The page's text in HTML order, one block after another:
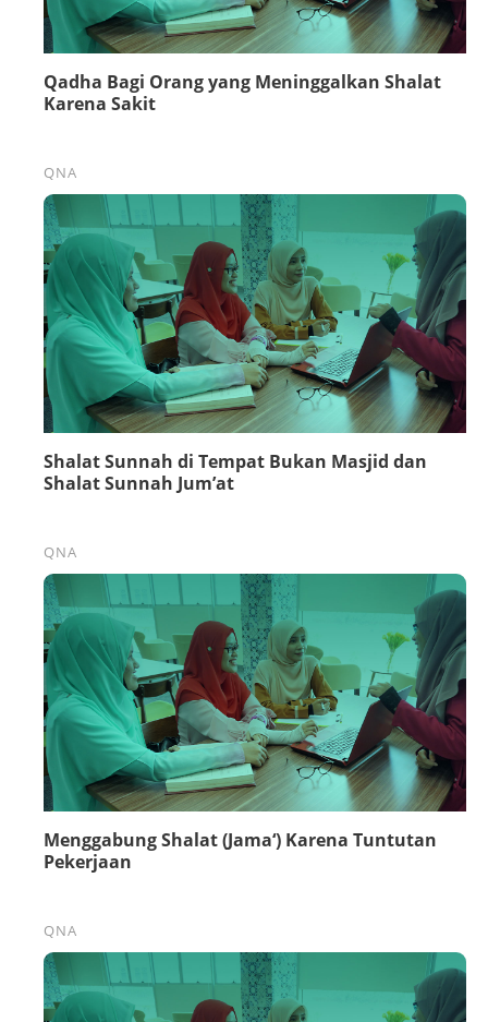
Qadha Bagi Orang yang Meninggalkan Shalat
Karena Sakit
QNA
Shalat Sunnah di Tempat Bukan Masjid dan
Shalat Sunnah Jum’at
QNA
Menggabung Shalat (Jama‘) Karena Tuntutan
Pekerjaan
QNA